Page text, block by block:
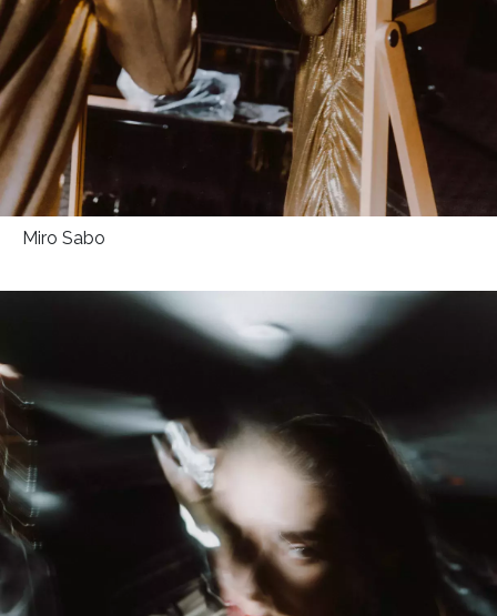
Miro Sabo